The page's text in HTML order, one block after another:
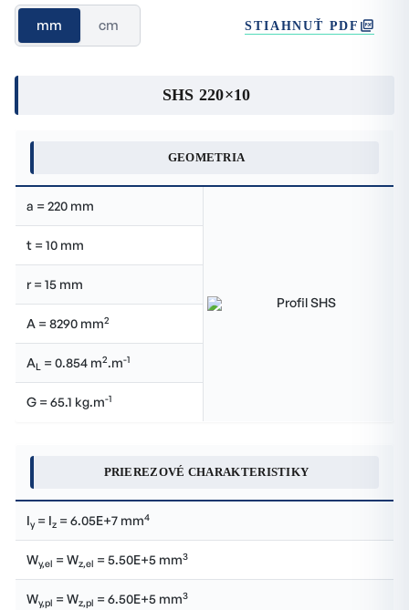
mm cm STIAHNUŤ PDF
SHS 220×10
GEOMETRIA
a = 220 mm
t = 10 mm
r = 15 mm
A = 8290 mm2
AL = 0.854 m2.m-1
G = 65.1 kg.m-1
PRIEREZOVÉ CHARAKTERISTIKY
Iy= Iz = 6.05E+7 mm4
Wy,el = Wz,el = 5.50E+5 mm3
Wy,pl = Wz,pl = 6.50E+5 mm3